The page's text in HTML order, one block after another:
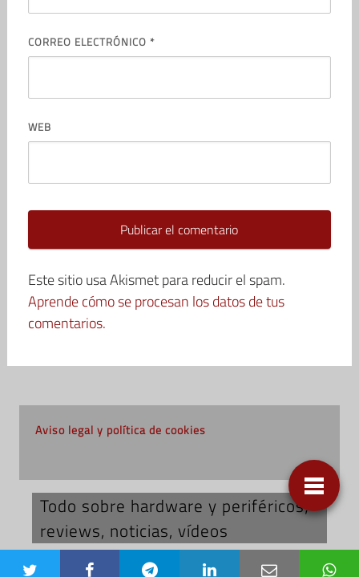
CORREO ELECTRÓNICO *
WEB
Este sitio usa Akismet para reducir el spam.
Aprende cómo se procesan los datos de tus
comentarios.
Aviso legal y política de cookies
Todo sobre hardware y periféricos;
reviews, noticias, vídeos